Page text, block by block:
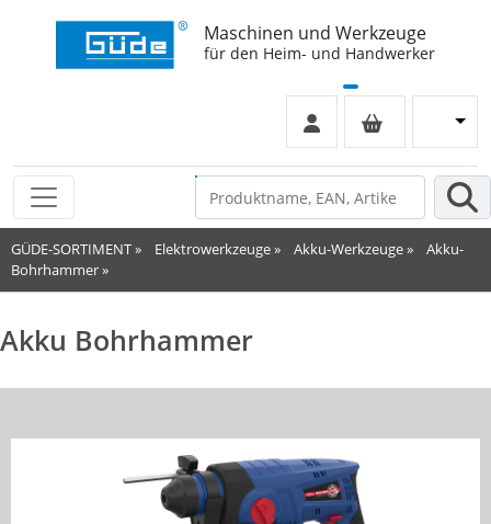
Maschinen und Werkzeuge
für den Heim- und Handwerker
GÜDE-SORTIMENT» Elektrowerkzeuge» Akku-Werkzeuge» Akku-
Bohrhammer»
Akku Bohrhammer